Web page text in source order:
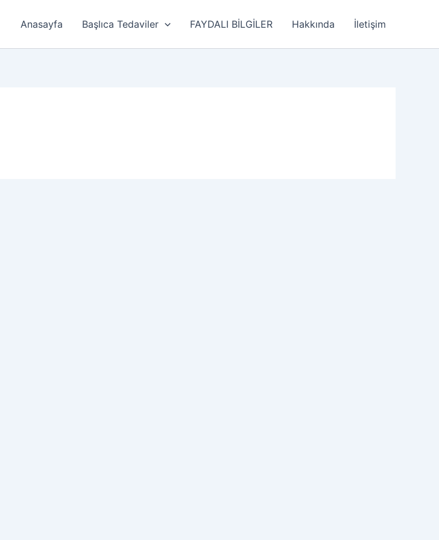
Anasayfa Başlıca Tedaviler FAYDALI BİLGİLER Hakkında İletişim